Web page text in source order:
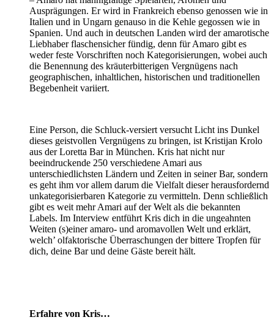
Ausprägungen. Er wird in Frankreich ebenso genossen wie in
Italien und in Ungarn genauso in die Kehle gegossen wie in
Spanien. Und auch in deutschen Landen wird der amarotische
Liebhaber flaschensicher fündig, denn für Amaro gibt es
weder feste Vorschriften noch Kategorisierungen, wobei auch
die Benennung des kräuterbitterigen Vergnügens nach
geographischen, inhaltlichen, historischen und traditionellen
Begebenheit variiert.
Eine Person, die Schluck-versiert versucht Licht ins Dunkel
dieses geistvollen Vergnügens zu bringen, ist Kristijan Krolo
aus der Loretta Bar in München. Kris hat nicht nur
beeindruckende 250 verschiedene Amari aus
unterschiedlichsten Ländern und Zeiten in seiner Bar, sondern
es geht ihm vor allem darum die Vielfalt dieser herausfordernd
unkategorisierbaren Kategorie zu vermitteln. Denn schließlich
gibt es weit mehr Amari auf der Welt als die bekannten
Labels. Im Interview entführt Kris dich in die ungeahnten
Weiten (s)einer amaro- und aromavollen Welt und erklärt,
welch’ olfaktorische Überraschungen der bittere Tropfen für
dich, deine Bar und deine Gäste bereit hält.
Erfahre von Kris…